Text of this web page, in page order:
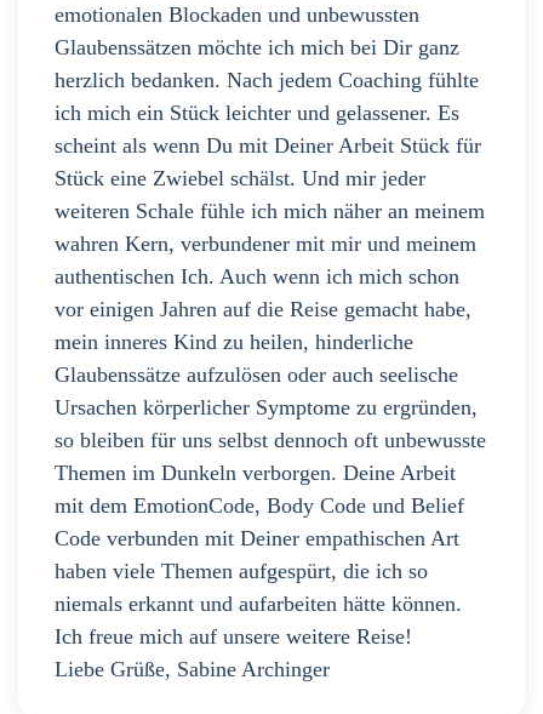
emotionalen Blockaden und unbewussten
Glaubenssätzen möchte ich mich bei Dir ganz
herzlich bedanken. Nach jedem Coaching fühlte
ich mich ein Stück leichter und gelassener. Es
scheint als wenn Du mit Deiner Arbeit Stück für
Stück eine Zwiebel schälst. Und mir jeder
weiteren Schale fühle ich mich näher an meinem
wahren Kern, verbundener mit mir und meinem
authentischen Ich. Auch wenn ich mich schon
vor einigen Jahren auf die Reise gemacht habe,
mein inneres Kind zu heilen, hinderliche
Glaubenssätze aufzulösen oder auch seelische
Ursachen körperlicher Symptome zu ergründen,
so bleiben für uns selbst dennoch oft unbewusste
Themen im Dunkeln verborgen. Deine Arbeit
mit dem EmotionCode, Body Code und Belief
Code verbunden mit Deiner empathischen Art
haben viele Themen aufgespürt, die ich so
niemals erkannt und aufarbeiten hätte können.
Ich freue mich auf unsere weitere Reise!
Liebe Grüße, Sabine Archinger